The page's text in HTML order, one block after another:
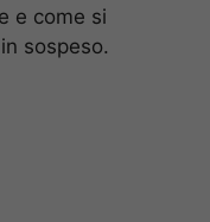
e come si
sospeso.